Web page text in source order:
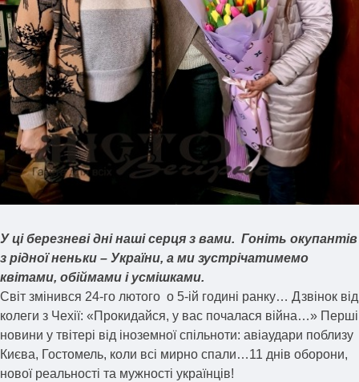
У ці березневі дні наші серця з вами. Гоніть окупантів
з рідної неньки – України, а ми зустрічатимемо
квітами, обіймами і усмішками.
Світ змінився 24-го лютого о 5-ій годині ранку… Дзвінок від
колеги з Чехії: «Прокидайся, у вас почалася війна…» Перші
новини у твітері від іноземної спільноти: авіаудари поблизу
Києва, Гостомель, коли всі мирно спали…11 днів оборони,
нової реальності та мужності українців!